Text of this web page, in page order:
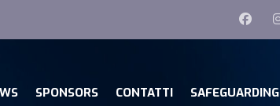
SPONSORS CONTATTI SAFEGUARDING